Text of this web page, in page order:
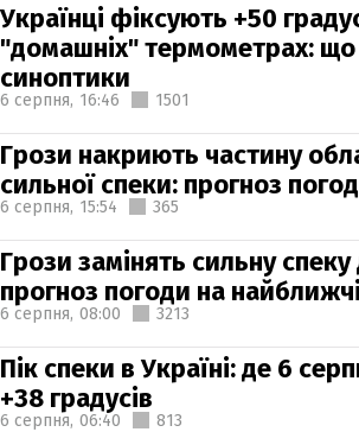
Українці фіксують +50
"домашніх" термометрах:
синоптики
6 серпня, 16:46 1501
Грози накриють частину
сильної спеки: прогноз
6 серпня, 15:54 365
Грози замінять сильну
прогноз погоди на
6 серпня, 08:00 3213
Пік спеки в Україні: де 6
+38 градусів
6 серпня, 06:40 813